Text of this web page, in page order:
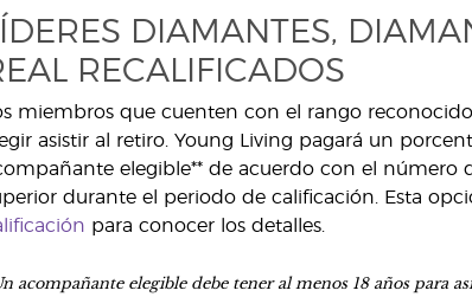
DIAMANTES,
RECALIFICADOS
miembros que cuenten con el rango
asistir al retiro. Young Living pagará un
elegible** de acuerdo con el
durante el periodo de calificación. Esta
para conocer los detalles.
acompañante elegible debe tener al menos 18 años para